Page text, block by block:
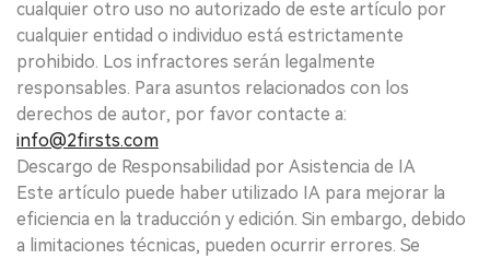
cualquier otro uso no autorizado de este artículo por
cualquier entidad o individuo está estrictamente
prohibido. Los infractores serán legalmente
responsables. Para asuntos relacionados con los
derechos de autor, por favor contacte a:
info@2firsts.com
Descargo de Responsabilidad por Asistencia de IA
Este artículo puede haber utilizado IA para mejorar la
eficiencia en la traducción y edición. Sin embargo, debido
a limitaciones técnicas, pueden ocurrir errores. Se